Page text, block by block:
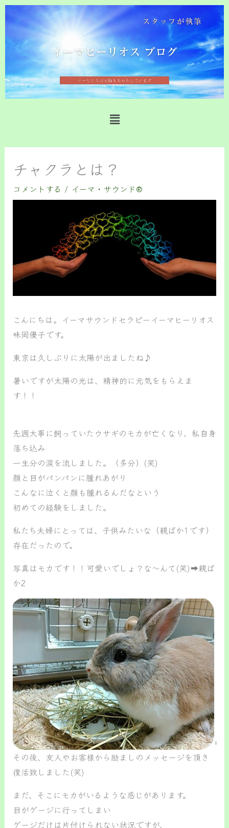
内
容
を
ッ
プ
メ
ニ
ー
チャクラとは？
コメントする / イーマ・サウンド®️
こんにちは。イーマサウンドセラピーイーマヒーリオス
味岡優子です。
東京は久しぶりに太陽が出ましたね♪
暑いですが太陽の光は、精神的に元気をもらえま
す！！
先週大事に飼っていたウサギのモカが亡くなり、私自身
落ち込み
一生分の涙を流しました。（多分）(笑)
顔と目がパンパンに腫れあがり
こんなに泣くと顔も腫れるんだなという
初めての経験をしました。
私たち夫婦にとっては、子供みたいな（親ばか1です）
存在だったので。
写真はモカです！！可愛いでしょ？な～んて(笑)➡親ば
か2
その後、友人やお客様から励ましのメッセージを頂き
復活致しました(笑)
まだ、そこにモカがいるような感じがあります。
目がゲージに行ってしまい
ゲージだけは片付けられない状況ですが、